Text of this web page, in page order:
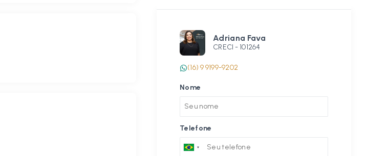
Adriana Fava
CRECI - 101264
(16) 9 9199-9202
Nome
Telefone